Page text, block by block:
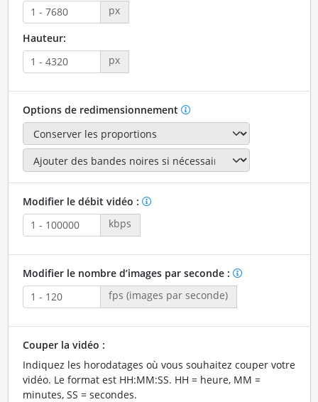
px
Hauteur:
px
Options de redimensionnement
Modifier le débit vidéo :
kbps
Modifier le nombre d’images par seconde :
fps (images par seconde)
Couper la vidéo :
Indiquez les horodatages où vous souhaitez couper votre
vidéo. Le format est HH:MM:SS. HH = heure, MM =
minutes, SS = secondes.